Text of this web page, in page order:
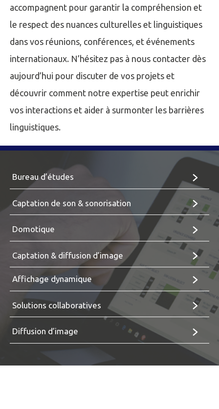
accompagnent pour garantir la compréhension et
le respect des nuances culturelles et linguistiques
dans vos réunions, conférences, et événements
internationaux. N’hésitez pas à nous contacter dès
aujourd’hui pour discuter de vos projets et
découvrir comment notre expertise peut enrichir
vos interactions et aider à surmonter les barrières
linguistiques.
Bureau d’études
Captation de son & sonorisation
Domotique
Captation & diffusion d’image
Affichage dynamique
Solutions collaboratives
Diffusion d’image